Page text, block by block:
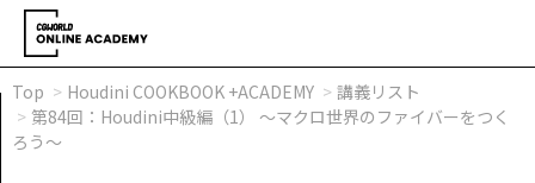
Top Houdini COOKBOOK +ACADEMY
講義リスト
第84回：Houdini中級編（1） ～マクロ世界のファイバーをつく
ろう～